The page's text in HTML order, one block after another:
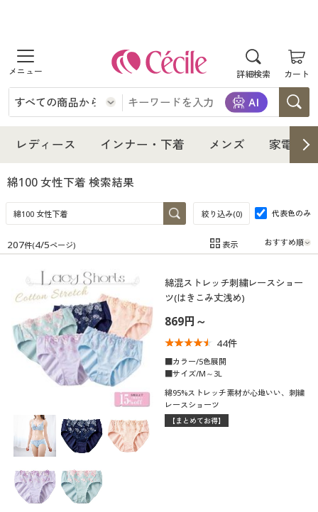
詳細検索 カート
商品を探す
レディース
レディースファッション
女性下着
インナー・下着
インナー・下着通販すべて
女性下着
メンズ下着
ジュニア・ティーンズ下着
メンズ
メンズ通販すべて
メンズファッション
メンズ下着
家電・雑貨
家電・雑貨すべて
家電
キッチン・雑貨・日用品
寝具・インテリア・家具
寝具・インテリア・家具通販すべて
家具・収納
寝具・ベッド
カーテン・ラグ・ファブリック
美容・健康
美容・健康通販すべて
美容・健康・サプリメント
制服・スクール
制服・スクールすべて
制服・学生服
ジュニア・ティーンズ下着
大きいサイズ
大きいサイズ通販すべて
大きいサイズ レディース服
大きいサイズ レディース下着
バーゲン
バーゲンセール
シークレットセール
詳細検索
商品カテゴリ一覧
レディース インナー・下着 メンズ 家電・
綿100 女性下着 検索結果
絞り込み(0) 代表色のみ
在庫 在庫のある商品のみ表示
カテゴリ
口コミ
(4〜4.9)
(3〜3.9)
(2〜2.9)
レディースサ
イズ
5L
207件(4/5ページ) 表示
綿混ストレッチ刺繍レースショー
ツ(はきこみ丈浅め)
869円～
44件
■カラー/5色展開
■サイズ/M～3L
綿95%ストレッチ素材が心地いい、刺繍
レースショーツ
【まとめてお得】